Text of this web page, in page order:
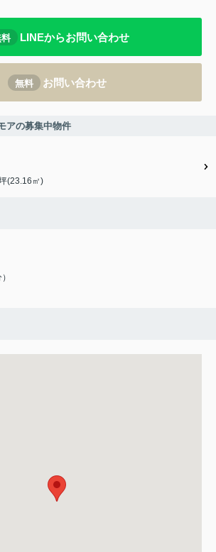
LINEからお問い合わせ
無料 お問い合わせ
アの募集中物件
(23.16㎡)